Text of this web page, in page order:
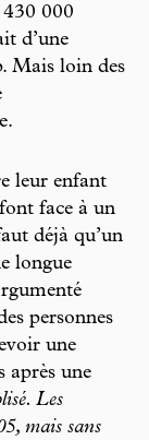
000
d’une
Mais loin des
leur enfant
face à un
déjà qu’un
longue
personnes
une
après une
Les
mais sans